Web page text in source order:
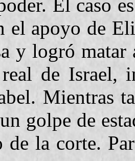
El caso
el apoyo de
y logró
de Israel,
Mientras
golpe de
de la corte.